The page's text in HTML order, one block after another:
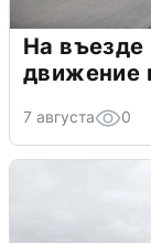
На въезде
движение
7 августа 0